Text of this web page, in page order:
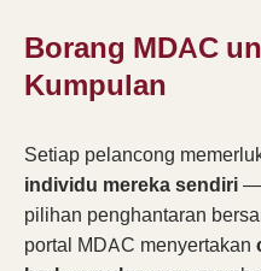
Borang MDAC
Kumpulan
Setiap pelancong
individu mereka sendiri—
pilihan penghantaran
portal MDAC menyertakan